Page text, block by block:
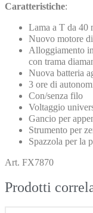
Caratteristiche:
Lama a T da 40
Nuovo motore
Alloggiamento
con trama
Nuova batteria
3 ore di
Con/senza filo
Voltaggio
Gancio per
Strumento per
Spazzola per la
Art. FX7870
Prodotti